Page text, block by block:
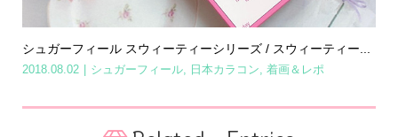
シュガーフィール スウィーティーシリーズ / スウィーティー...
2018.08.02 シュガーフィール, 日本カラコン, 着画＆レポ